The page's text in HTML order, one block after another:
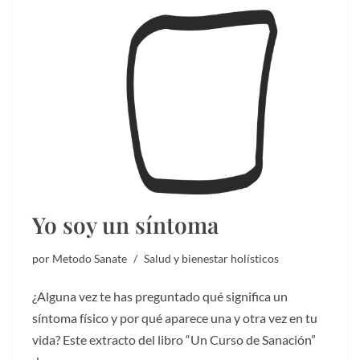
Yo soy un síntoma
por Metodo Sanate Salud y bienestar holísticos
¿Alguna vez te has preguntado qué significa un
síntoma físico y por qué aparece una y otra vez en tu
vida? Este extracto del libro “Un Curso de Sanación”